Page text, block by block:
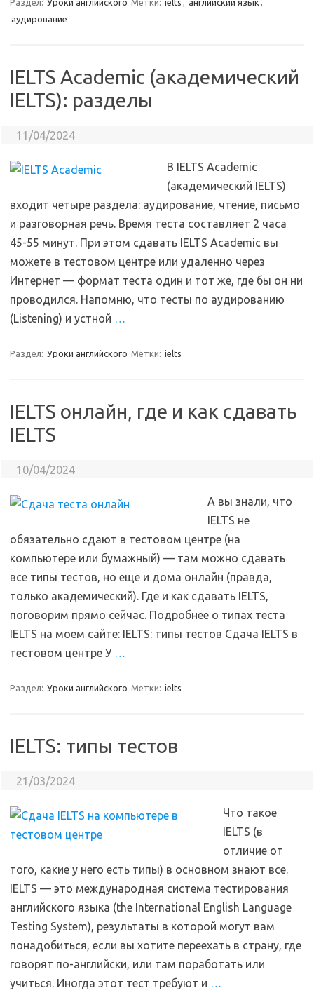
Раздел: Уроки английского Метки: ielts , английский язык ,
аудирование
IELTS Academic (академический
IELTS): разделы
11/04/2024
В IELTS Academic
(академический IELTS)
входит четыре раздела: аудирование, чтение, письмо
и разговорная речь. Время теста составляет 2 часа
45-55 минут. При этом сдавать IELTS Academic вы
можете в тестовом центре или удаленно через
Интернет — формат теста один и тот же, где бы он ни
проводился. Напомню, что тесты по аудированию
(Listening) и устной …
Раздел: Уроки английского Метки: ielts
IELTS онлайн, где и как сдавать
IELTS
10/04/2024
А вы знали, что
IELTS не
обязательно сдают в тестовом центре (на
компьютере или бумажный) — там можно сдавать
все типы тестов, но еще и дома онлайн (правда,
только академический). Где и как сдавать IELTS,
поговорим прямо сейчас. Подробнее о типах теста
IELTS на моем сайте: IELTS: типы тестов Сдача IELTS в
тестовом центре У …
Раздел: Уроки английского Метки: ielts
IELTS: типы тестов
21/03/2024
Что такое
IELTS (в
отличие от
того, какие у него есть типы) в основном знают все.
IELTS — это международная система тестирования
английского языка (the International English Language
Testing System), результаты в которой могут вам
понадобиться, если вы хотите переехать в страну, где
говорят по-английски, или там поработать или
учиться. Иногда этот тест требуют и …